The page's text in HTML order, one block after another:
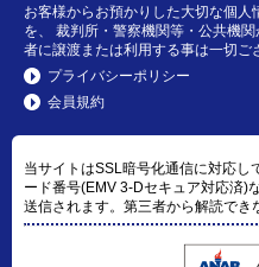
お客様からお預かりした大切な個
を、 裁判所・警察機関等・公共機
者に譲渡または利用する事は一切ご
プライバシーポリシー
会員規約
当サイトはSSL暗号化通信に対応し
ード番号(EMV 3-Dセキュア対応済)
送信されます。第三者から解読でき